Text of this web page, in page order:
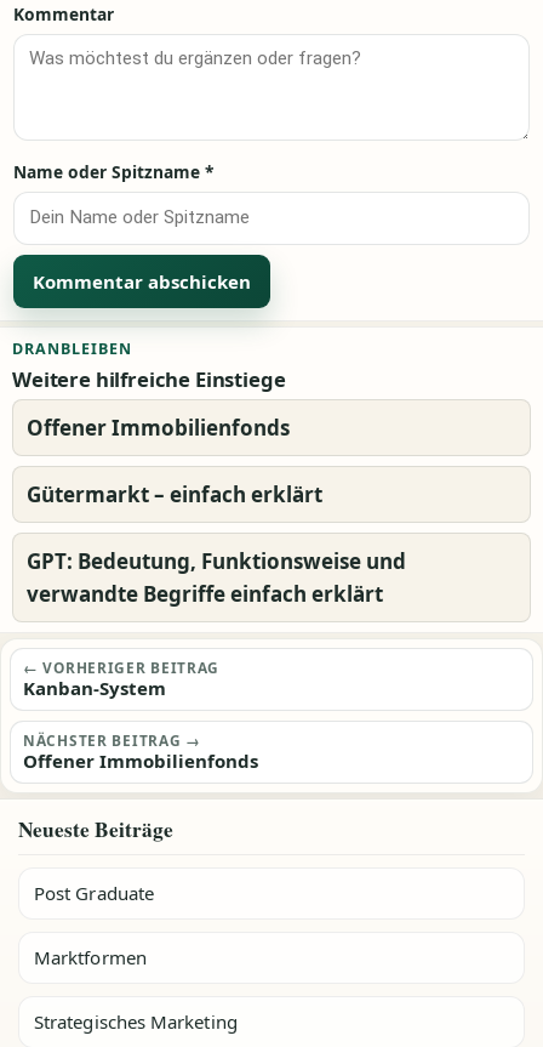
Kommentar
Name oder Spitzname *
DRANBLEIBEN
Weitere hilfreiche Einstiege
Offener Immobilienfonds
Gütermarkt – einfach erklärt
GPT: Bedeutung, Funktionsweise und
verwandte Begriffe einfach erklärt
Beitragsnavigation
← VORHERIGER BEITRAG
Kanban-System
NÄCHSTER BEITRAG →
Offener Immobilienfonds
Neueste Beiträge
Post Graduate
Marktformen
Strategisches Marketing